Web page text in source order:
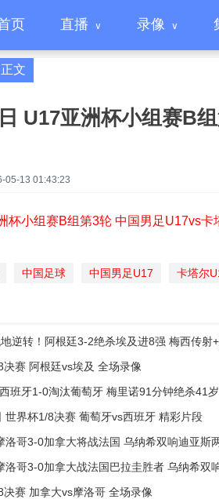
页 直播 录像
正文
U17亚洲杯小组赛B
05-13 01:43:23
杯小组赛B组第3轮 中国男足U17vs卡
中国足球 中国男足U17 卡塔尔
逆转！阿根廷3-2绝杀埃及进8强 梅西传射
赛 阿根廷vs埃及 全场录像
班牙1-0淘汰葡萄牙 梅里诺91分钟绝杀41
界杯1/8决赛 葡萄牙vs西班牙 精彩片段
哥3-0加拿大将战法国 乌纳希双响迪亚斯
哥3-0加拿大战法国巴拉圭胜者 乌纳希双
赛 加拿大vs摩洛哥 全场录像